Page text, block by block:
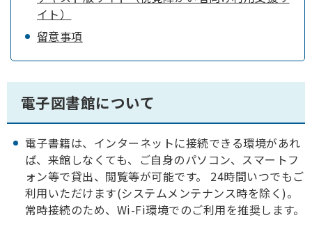
イト）
留意事項
電子図書館について
電子書籍は、インターネットに接続できる環境があれ
ば、来館しなくても、ご自身のパソコン、スマートフ
ォン等で貸出、閲覧等が可能です。 24時間いつでもご
利用いただけます(システムメンテナンス時を除く)。
常時接続のため、Wi-Fi環境でのご利用を推奨します。